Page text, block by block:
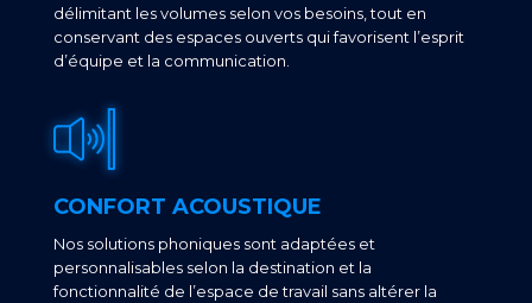
délimitant les volumes selon vos besoins, tout en
conservant des espaces ouverts qui favorisent l’esprit
d’équipe et la communication.
CONFORT ACOUSTIQUE
Nos solutions phoniques sont adaptées et
personnalisables selon la destination et la
fonctionnalité de l’espace de travail sans altérer la